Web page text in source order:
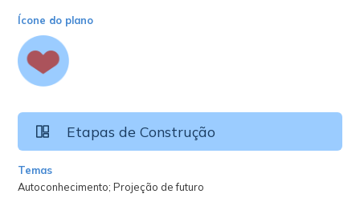
Ícone do plano
Etapas de Construção
Temas
Autoconhecimento; Projeção de futuro